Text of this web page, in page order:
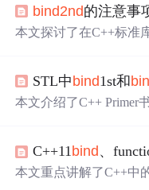
成本，以及C++11中引
问题。
bind2nd的注意事
本文探讨了在C++标准
并给出了正确的使用方
STL中bind1st和
本文介绍了C++ Primer
d1st如何将二元操作符
元素是否大于100，并
C++11bind 、
本文重点讲解了C++中